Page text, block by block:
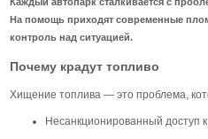
На помощь приходят современные
контроль над ситуацией.
Почему крадут топливо
Хищение топлива — это проблема,
Несанкционированный доступ